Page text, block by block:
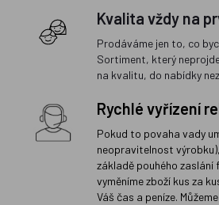
Kvalita vždy na
Prodáváme jen to, co
Sortiment, který
na kvalitu, do nabídky
Rychlé vyřízení
Pokud to povaha vady
neopravitelnost
základě pouhého
vyměníme zboží kus za
Váš čas a peníze.